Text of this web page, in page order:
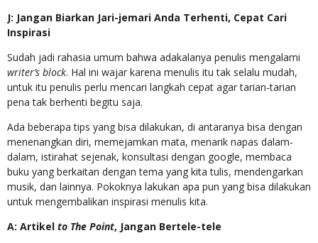
J: Jangan Biarkan Jari-jemari Anda Terhenti, Cepat Cari
Inspirasi
Sudah jadi rahasia umum bahwa adakalanya penulis mengalami
writer’s block. Hal ini wajar karena menulis itu tak selalu mudah,
untuk itu penulis perlu mencari langkah cepat agar tarian-tarian
pena tak berhenti begitu saja.
Ada beberapa tips yang bisa dilakukan, di antaranya bisa dengan
menenangkan diri, memejamkan mata, menarik napas dalam-
dalam, istirahat sejenak, konsultasi dengan google, membaca
buku yang berkaitan dengan tema yang kita tulis, mendengarkan
musik, dan lainnya. Pokoknya lakukan apa pun yang bisa dilakukan
untuk mengembalikan inspirasi menulis kita.
A: Artikel to The Point, Jangan Bertele-tele